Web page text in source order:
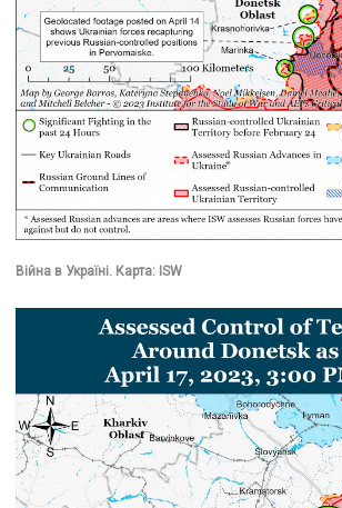
Війна в Україні. Карта: ISW